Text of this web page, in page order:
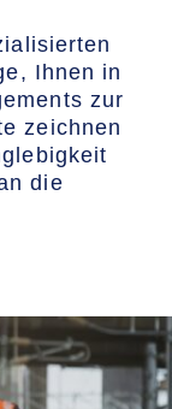
Ihnen in
zur
zeichnen
die